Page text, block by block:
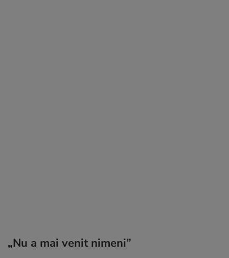
„Nu a mai venit nimeni”